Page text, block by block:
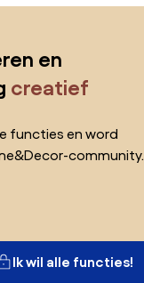
en
creatief
functies en word
community.
Ik wil alle functies!